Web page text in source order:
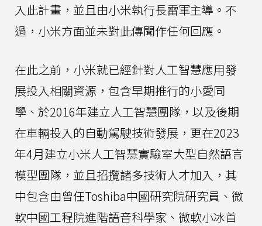
入此計畫，並且由小米執行長雷軍主導。不
過，小米方面並未對此傳聞作任何回應。
在此之前，小米就已經針對人工智慧應用發
展投入相關資源，包含早期推行的小愛同
學、於2016年建立人工智慧團隊，以及後期
在車輛投入的自動駕駛技術發展，更在2023
年4月建立小米人工智慧實驗室大型自然語言
模型團隊，並且招攬諸多技術人才加入，其
中包含由曾任Toshiba中國研究院研究員、微
軟中國工程院進階語音科學家、微軟小冰首